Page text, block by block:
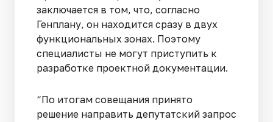
заключается в том, что, согласно
Генплану, он находится сразу в двух
функциональных зонах. Поэтому
специалисты не могут приступить к
разработке проектной документации.
“По итогам совещания принято
решение направить депутатский запрос